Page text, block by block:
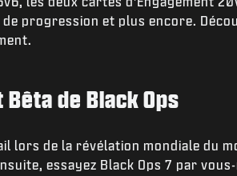
progression et plus encore.
Bêta de Black Ops
lors de la révélation mondiale du
essayez Black Ops 7 par